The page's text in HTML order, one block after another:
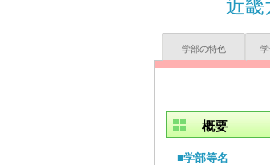
近畿
学部の特色
概要
■学部等名